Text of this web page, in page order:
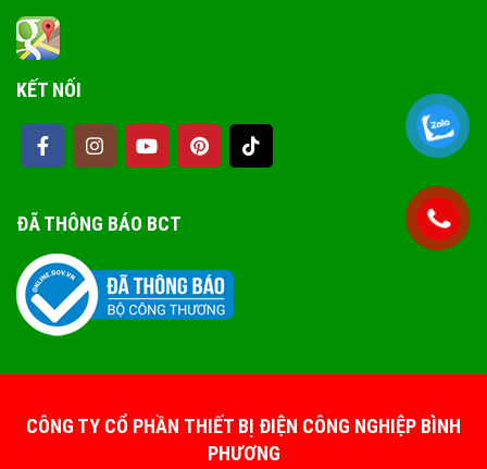
KẾT NỐI
ĐÃ THÔNG BÁO BCT
CÔNG TY CỔ PHẦN THIẾT BỊ ĐIỆN CÔNG NGHIỆP BÌNH
PHƯƠNG